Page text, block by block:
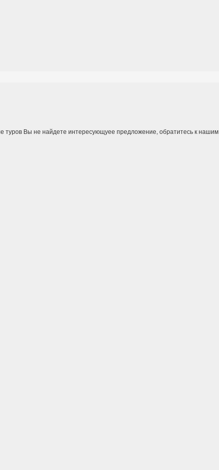
Вы не найдете интересующуее предложение, обратитесь к нашим